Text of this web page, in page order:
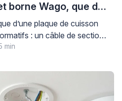
borne Wago, que dit
d’une plaque de cuisson
: un câble de section
plaques jusqu’à 7 400 W,
C 15-100, et des
pour supporter l’intensité
règles […]
min